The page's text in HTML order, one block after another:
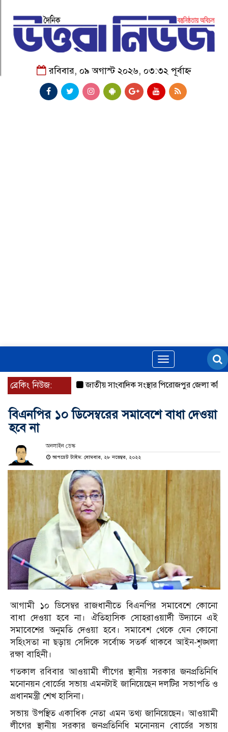
রবিবার, ০৯ অগাস্ট ২০২৬, ০৩:৩২ পূর্বাহ্ন
Toggle
navigation
ব্রেকিং নিউজ: জাতীয় সাংবাদিক সংস্থার পিরোজপুর জেলা কমিটি
বিএনপির ১০ ডিসেম্বরের সমাবেশে বাধা দেওয়া
হবে না
অনলাইন ডেস্ক
আপডেট টাইম: সোমবার, ২৮ নভেম্বর, ২০২২
আগামী ১০ ডিসেম্বর রাজধানীতে বিএনপির সমাবেশে কোনো
বাধা দেওয়া হবে না। ঐতিহাসিক সোহরাওয়ার্দী উদ্যানে এই
সমাবেশের অনুমতি দেওয়া হবে। সমাবেশ থেকে যেন কোনো
সহিংসতা না ছড়ায় সেদিকে সর্বোচ্চ সতর্ক থাকবে আইন-শৃঙ্খলা
রক্ষা বাহিনী।
গতকাল রবিবার আওয়ামী লীগের স্থানীয় সরকার জনপ্রতিনিধি
মনোনয়ন বোর্ডের সভায় এমনটাই জানিয়েছেন দলটির সভাপতি ও
প্রধানমন্ত্রী শেখ হাসিনা।
সভায় উপস্থিত একাধিক নেতা এমন তথ্য জানিয়েছেন। আওয়ামী
লীগের স্থানীয় সরকার জনপ্রতিনিধি মনোনয়ন বোর্ডের সভায়